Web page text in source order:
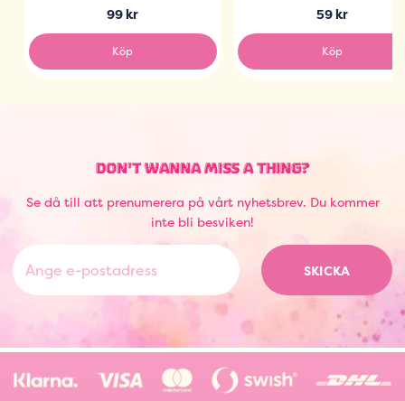
99 kr
Köp
59 kr
Köp
DON'T WANNA MISS A THING?
Se då till att prenumerera på vårt nyhetsbrev. Du kommer
inte bli besviken!
SKICKA